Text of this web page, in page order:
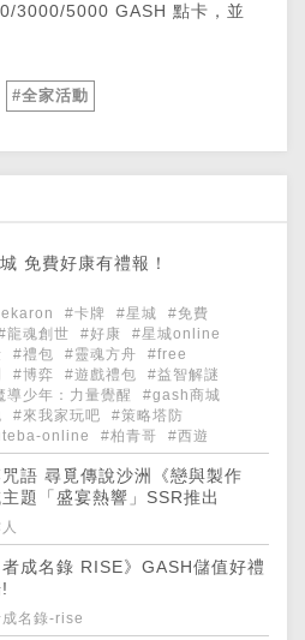
3000/5000 GASH 點卡，並
#全家活動
免費好康有禮報！
#卡牌 #星城
#免費
龍魂創世 #好康
#星城online
#禮包 #靈魂方舟
#free
#博弈 #遊戲禮包
#益智解謎
導少年：力量覺醒
#gash商城
#來我家玩吧
#策略塔防
online
#柏青哥 #西遊
語 尋覓傳說沙洲《戀與製作
題「盛宴熱響」SSR推出
者成名錄 RISE》GASH儲值好禮
名錄-rise